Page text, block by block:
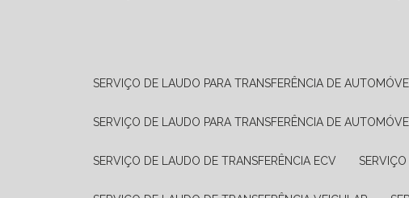
SERVIÇO DE LAUDO PARA TRANSFERÊNCIA DE
SERVIÇO DE LAUDO PARA TRANSFERÊNCIA DE
SERVIÇO DE LAUDO DE TRANSFERÊNCIA ECV